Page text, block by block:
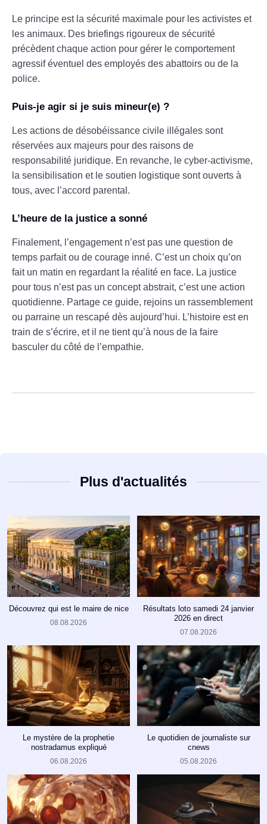
Le principe est la sécurité maximale pour les activistes et
les animaux. Des briefings rigoureux de sécurité
précèdent chaque action pour gérer le comportement
agressif éventuel des employés des abattoirs ou de la
police.
Puis-je agir si je suis mineur(e) ?
Les actions de désobéissance civile illégales sont
réservées aux majeurs pour des raisons de
responsabilité juridique. En revanche, le cyber-activisme,
la sensibilisation et le soutien logistique sont ouverts à
tous, avec l’accord parental.
L’heure de la justice a sonné
Finalement, l’engagement n’est pas une question de
temps parfait ou de courage inné. C’est un choix qu’on
fait un matin en regardant la réalité en face. La justice
pour tous n’est pas un concept abstrait, c’est une action
quotidienne. Partage ce guide, rejoins un rassemblement
ou parraine un rescapé dès aujourd’hui. L’histoire est en
train de s’écrire, et il ne tient qu’à nous de la faire
basculer du côté de l’empathie.
Plus d'actualités
Découvrez qui est le maire de nice
08.08.2026
Résultats loto samedi 24 janvier
2026 en direct
07.08.2026
Le mystère de la prophetie
nostradamus expliqué
06.08.2026
Le quotidien de journaliste sur
cnews
05.08.2026